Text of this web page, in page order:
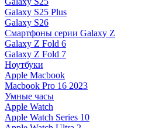
Galaxy S25 Plus
Galaxy S26
Смартфоны серии Galaxy Z
Galaxy Z Fold 6
Galaxy Z Fold 7
Ноутбуки
Apple Macbook
Macbook Pro 16 2023
Умные часы
Apple Watch
Apple Watch Series 10